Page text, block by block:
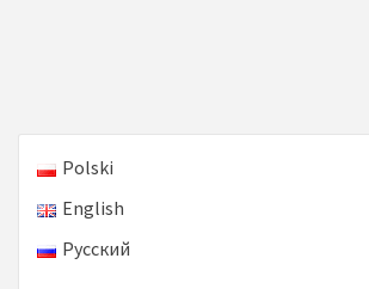
Polski
English
Русский